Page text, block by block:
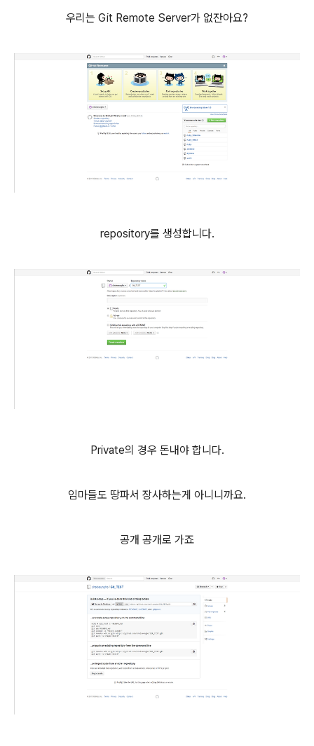
우리는 Git Remote Server가 없잔아요?
repository를 생성합니다.
Private의 경우 돈내야 합니다.
임마들도 땅파서 장사하는게 아니니까요.
공개 공개로 가죠